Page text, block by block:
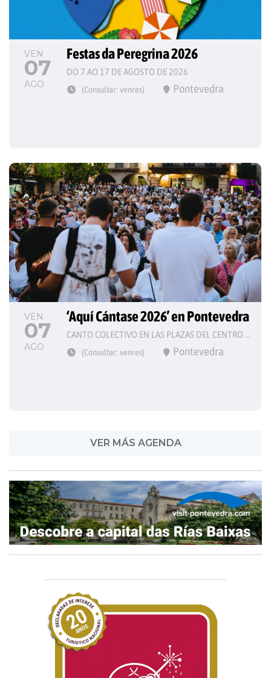
VEN
07
AGO
Festas da Peregrina 2026
DO 7 AO 17 DE AGOSTO DE 2026
(Consultar: venres) Pontevedra
VEN
07
AGO
‘Aquí Cántase 2026’ en Pontevedra
CANTO COLECTIVO EN LAS PLAZAS DEL CENTRO HISTÓRICO
(Consultar: venres) Pontevedra
VER MÁS AGENDA